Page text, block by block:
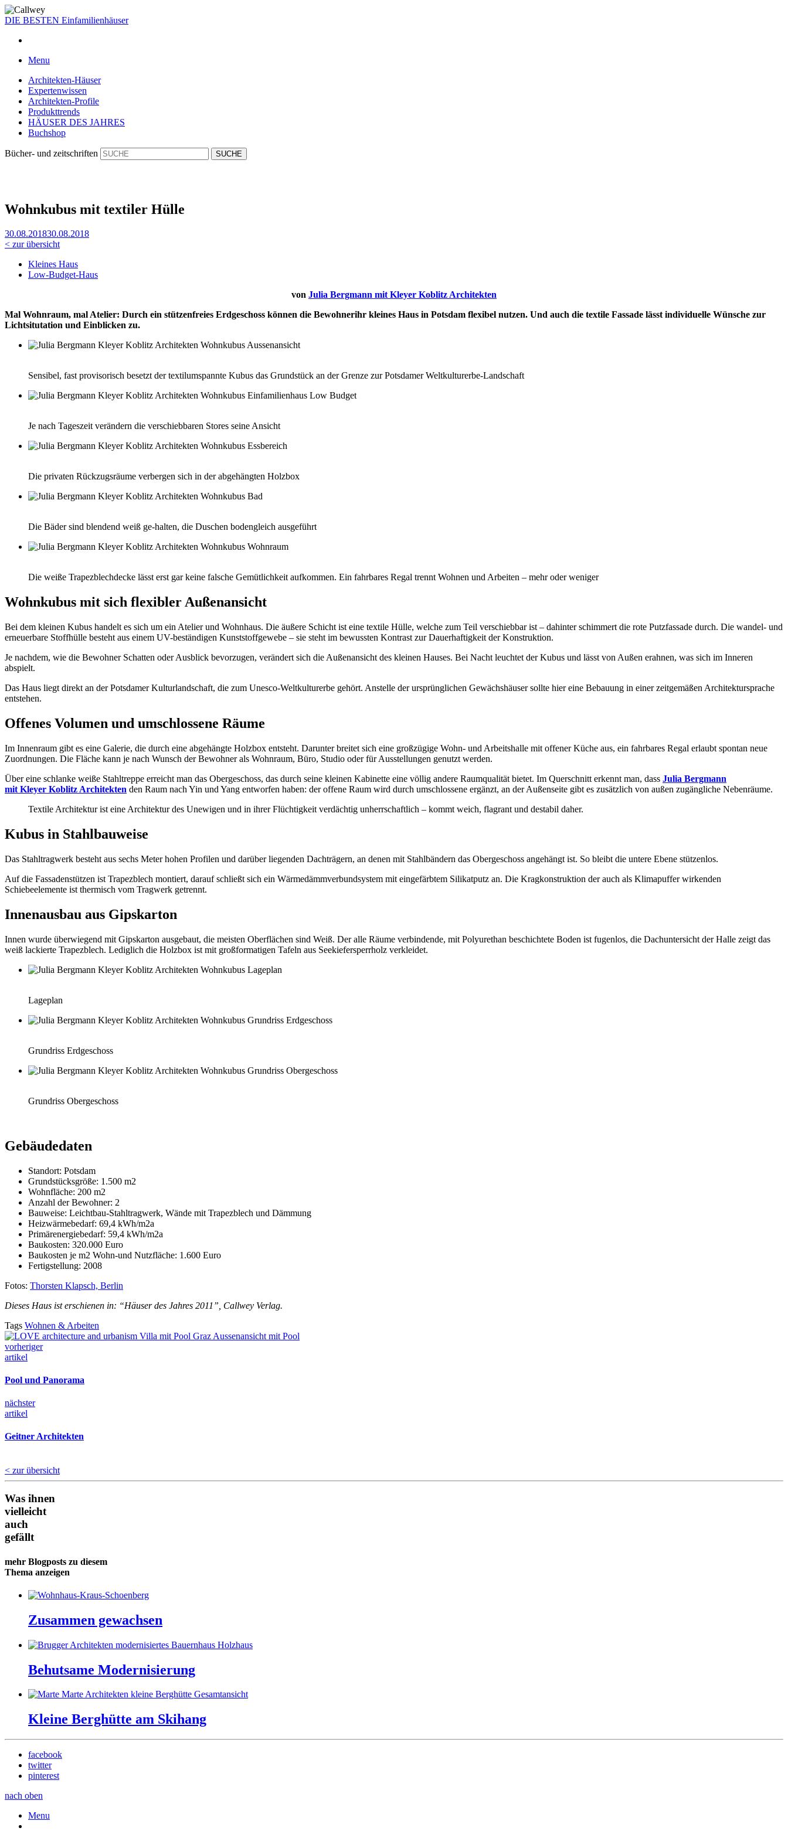
DIE BESTEN Einfamilienhäuser
Menu
Architekten-Häuser
Expertenwissen
Architekten-Profile
Produkttrends
HÄUSER DES JAHRES
Buchshop
Bücher- und zeitschriften
Wohnkubus mit textiler Hülle
30.08.201830.08.2018
< zur übersicht
Kleines Haus
Low-Budget-Haus
von Julia Bergmann mit Kleyer Koblitz Architekten
Mal Wohnraum, mal Atelier: Durch ein stützenfreies Erdgeschoss können die Bewohnerihr kleines Haus in Potsdam flexibel nutzen. Und auch die textile Fassade lässt individuelle Wünsche zur
Lichtsitutation und Einblicken zu.
Sensibel, fast provisorisch besetzt der textilumspannte Kubus das Grundstück an der Grenze zur Potsdamer Weltkulturerbe-Landschaft
Je nach Tageszeit verändern die verschiebbaren Stores seine Ansicht
Die privaten Rückzugsräume verbergen sich in der abgehängten Holzbox
Die Bäder sind blendend weiß ge-halten, die Duschen bodengleich ausgeführt
Die weiße Trapezblechdecke lässt erst gar keine falsche Gemütlichkeit aufkommen. Ein fahrbares Regal trennt Wohnen und Arbeiten – mehr oder weniger
Wohnkubus mit sich flexibler Außenansicht
Bei dem kleinen Kubus handelt es sich um ein Atelier und Wohnhaus. Die äußere Schicht ist eine textile Hülle, welche zum Teil verschiebbar ist – dahinter schimmert die rote Putzfassade durch. Die wandel- und
erneuerbare Stoffhülle besteht aus einem UV-beständigen Kunststoffgewebe – sie steht im bewussten Kontrast zur Dauerhaftigkeit der Konstruktion.
Je nachdem, wie die Bewohner Schatten oder Ausblick bevorzugen, verändert sich die Außenansicht des kleinen Hauses. Bei Nacht leuchtet der Kubus und lässt von Außen erahnen, was sich im Inneren
abspielt.
Das Haus liegt direkt an der Potsdamer Kulturlandschaft, die zum Unesco-Weltkulturerbe gehört. Anstelle der ursprünglichen Gewächshäuser sollte hier eine Bebauung in einer zeitgemäßen Architektursprache
entstehen.
Offenes Volumen und umschlossene Räume
Im Innenraum gibt es eine Galerie, die durch eine abgehängte Holzbox entsteht. Darunter breitet sich eine großzügige Wohn- und Arbeitshalle mit offener Küche aus, ein fahrbares Regal erlaubt spontan neue
Zuordnungen. Die Fläche kann je nach Wunsch der Bewohner als Wohnraum, Büro, Studio oder für Ausstellungen genutzt werden.
Über eine schlanke weiße Stahltreppe erreicht man das Obergeschoss, das durch seine kleinen Kabinette eine völlig andere Raumqualität bietet. Im Querschnitt erkennt man, dass Julia Bergmann
mit Kleyer Koblitz Architekten den Raum nach Yin und Yang entworfen haben: der offene Raum wird durch umschlossene ergänzt, an der Außenseite gibt es zusätzlich von außen zugängliche Nebenräume.
Textile Architektur ist eine Architektur des Unewigen und in ihrer Flüchtigkeit verdächtig unherrschaftlich – kommt weich, flagrant und destabil daher.
Kubus in Stahlbauweise
Das Stahltragwerk besteht aus sechs Meter hohen Profilen und darüber liegenden Dachträgern, an denen mit Stahlbändern das Obergeschoss angehängt ist. So bleibt die untere Ebene stützenlos.
Auf die Fassadenstützen ist Trapezblech montiert, darauf schließt sich ein Wärmedämmverbundsystem mit eingefärbtem Silikatputz an. Die Kragkonstruktion der auch als Klimapuffer wirkenden
Schiebeelemente ist thermisch vom Tragwerk getrennt.
Innenausbau aus Gipskarton
Innen wurde überwiegend mit Gipskarton ausgebaut, die meisten Oberflächen sind Weiß. Der alle Räume verbindende, mit Polyurethan beschichtete Boden ist fugenlos, die Dachuntersicht der Halle zeigt das
weiß lackierte Trapezblech. Lediglich die Holzbox ist mit großformatigen Tafeln aus Seekiefersperrholz verkleidet.
Lageplan
Grundriss Erdgeschoss
Grundriss Obergeschoss
Gebäudedaten
Standort: Potsdam
Grundstücksgröße: 1.500 m2
Wohnfläche: 200 m2
Anzahl der Bewohner: 2
Bauweise: Leichtbau-Stahltragwerk, Wände mit Trapezblech und Dämmung
Heizwärmebedarf: 69,4 kWh/m2a
Primärenergiebedarf: 59,4 kWh/m2a
Baukosten: 320.000 Euro
Baukosten je m2 Wohn-und Nutzfläche: 1.600 Euro
Fertigstellung: 2008
Fotos: Thorsten Klapsch, Berlin
Dieses Haus ist erschienen in: “Häuser des Jahres 2011”, Callwey Verlag.
Tags Wohnen & Arbeiten
vorheriger
artikel
Pool und Panorama
nächster
artikel
Geitner Architekten
< zur übersicht
Was ihnen
vielleicht
auch
gefällt
mehr Blogposts zu diesem
Thema anzeigen
Zusammen gewachsen
Behutsame Modernisierung
Kleine Berghütte am Skihang
facebook
twitter
pinterest
nach oben
Menu